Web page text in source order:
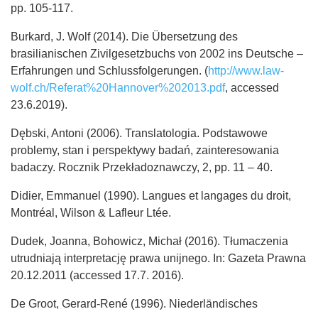
pp. 105-117.
Burkard, J. Wolf (2014). Die Übersetzung des
brasilianischen Zivilgesetzbuchs von 2002 ins Deutsche –
Erfahrungen und Schlussfolgerungen. (http://www.law-
wolf.ch/Referat%20Hannover%202013.pdf, accessed
23.6.2019).
Dębski, Antoni (2006). Translatologia. Podstawowe
problemy, stan i perspektywy badań, zainteresowania
badaczy. Rocznik Przekładoznawczy, 2, pp. 11 – 40.
Didier, Emmanuel (1990). Langues et langages du droit,
Montréal, Wilson & Lafleur Ltée.
Dudek, Joanna, Bohowicz, Michał (2016). Tłumaczenia
utrudniają interpretację prawa unijnego. In: Gazeta Prawna
20.12.2011 (accessed 17.7. 2016).
De Groot, Gerard-René (1996). Niederländisches